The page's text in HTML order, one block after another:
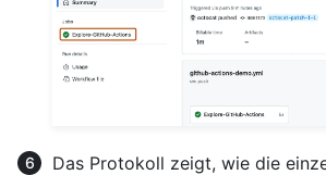
Das Protokoll zeigt, wie die